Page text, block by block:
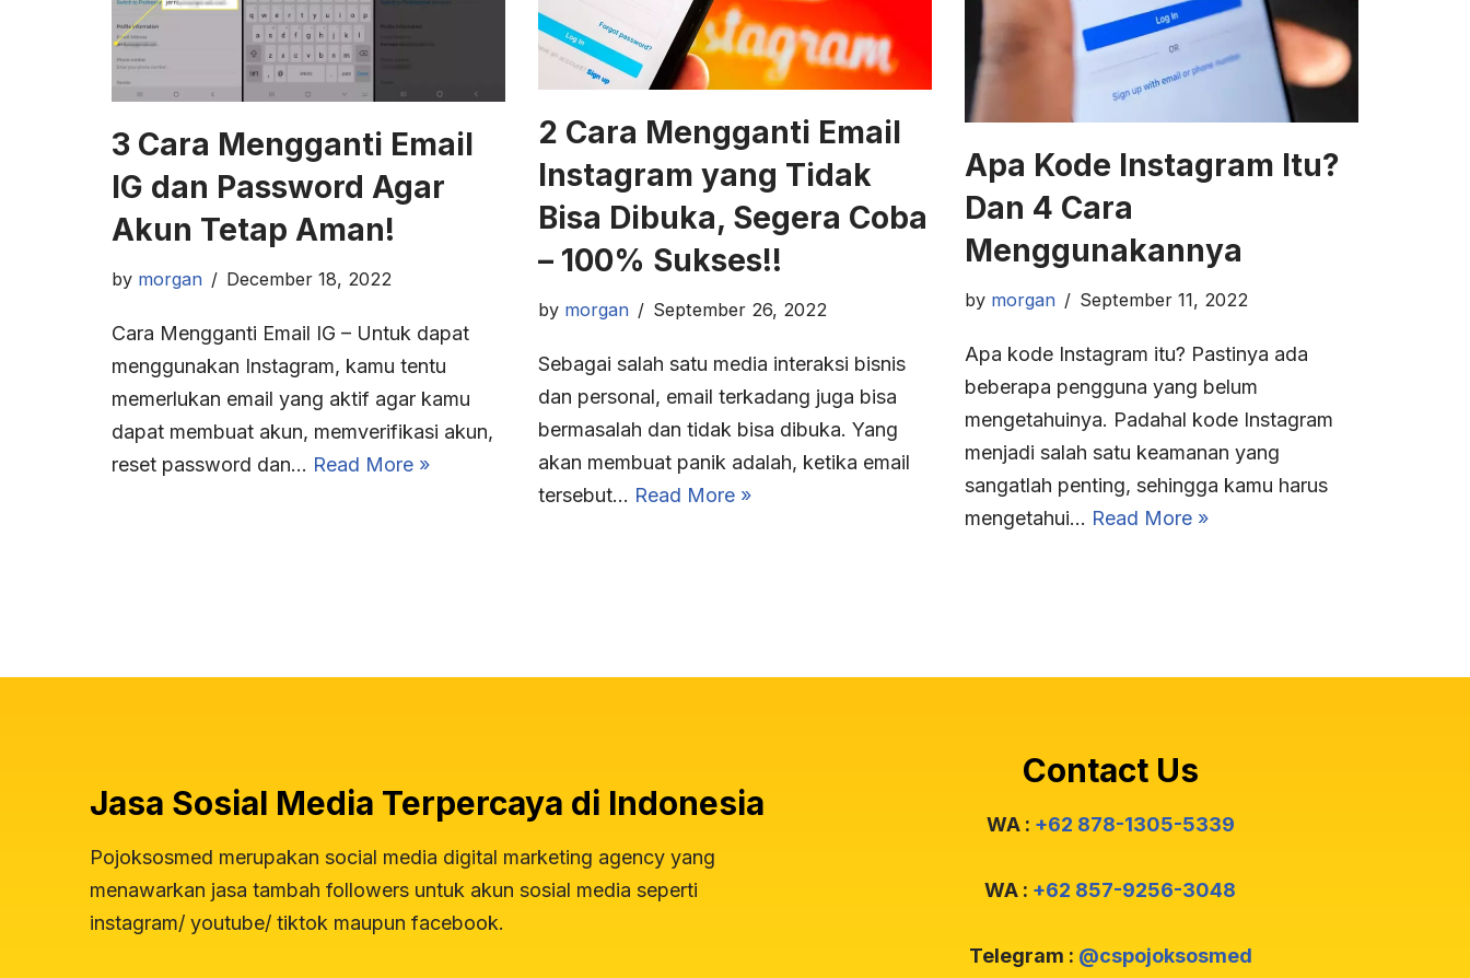
3 Cara Mengganti Email
IG dan Password Agar
Akun Tetap Aman!
by morgan December 18, 2022
Cara Mengganti Email IG – Untuk dapat
menggunakan Instagram, kamu tentu
memerlukan email yang aktif agar kamu
dapat membuat akun, memverifikasi akun,
reset password dan… Read More »
2 Cara Mengganti Email
Instagram yang Tidak
Bisa Dibuka, Segera Coba
– 100% Sukses!!
by morgan September 26, 2022
Sebagai salah satu media interaksi bisnis
dan personal, email terkadang juga bisa
bermasalah dan tidak bisa dibuka. Yang
akan membuat panik adalah, ketika email
tersebut… Read More »
Apa Kode Instagram Itu?
Dan 4 Cara
Menggunakannya
by morgan September 11, 2022
Apa kode Instagram itu? Pastinya ada
beberapa pengguna yang belum
mengetahuinya. Padahal kode Instagram
menjadi salah satu keamanan yang
sangatlah penting, sehingga kamu harus
mengetahui… Read More »
Jasa Sosial Media Terpercaya di Indonesia
Pojoksosmed merupakan social media digital marketing agency yang
menawarkan jasa tambah followers untuk akun sosial media seperti
instagram/ youtube/ tiktok maupun facebook.
Contact Us
WA : +62 878-1305-5339
WA : +62 857-9256-3048
Telegram : @cspojoksosmed